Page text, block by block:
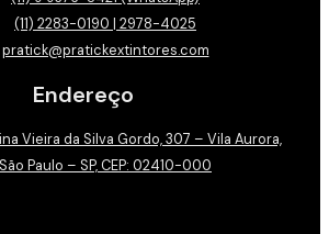
(11) 2283-0190 | 2978-4025
pratick@pratickextintores.com
Endereço
Vieira da Silva Gordo, 307 – Vila Aurora,
São Paulo – SP, CEP: 02410-000